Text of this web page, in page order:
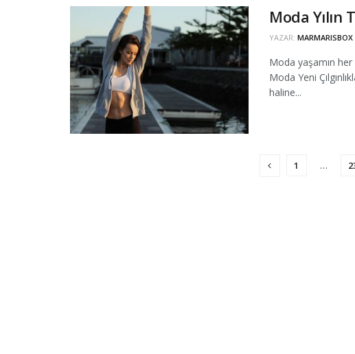
Moda Yılın
YAZAR: MARMARISBOX
Moda yaşamın
Moda Yeni
haline...
1 …